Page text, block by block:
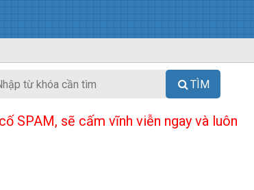
TÌM
SPAM, sẽ cấm vĩnh viễn ngay và luôn